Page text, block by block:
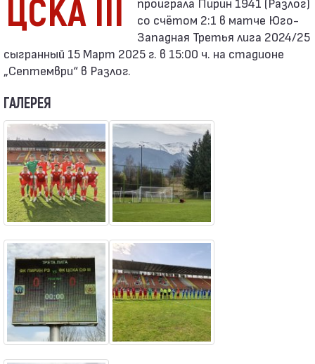
ЦСКА III
со счётом 2:1 в матче Юго-
Западная Третья лига 2024/25
сыгранный 15 Март 2025 г. в 15:00 ч. на стадионе
„Септември“ в Разлог.
ГАЛЕРЕЯ